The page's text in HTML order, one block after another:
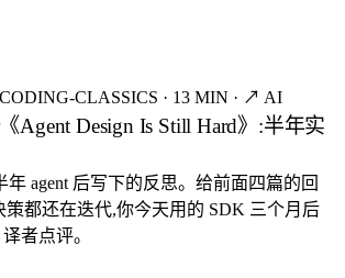
CLASSICS · 13 MIN · ↗ AI
Agent Design Is Still Hard》:半年实
年 agent 后写下的反思。给前面四篇的回
策都还在迭代,你今天用的 SDK 三个月后
者点评。